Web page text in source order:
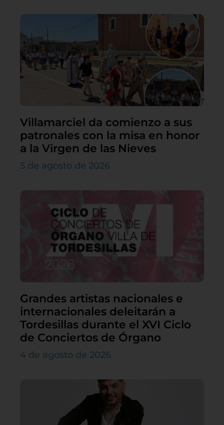
Villamarciel da comienzo a sus
patronales con la misa en honor
a la Virgen de las Nieves
5 de agosto de 2026
Grandes artistas nacionales e
internacionales deleitarán a
Tordesillas durante el XVI Ciclo
de Conciertos de Órgano
4 de agosto de 2026